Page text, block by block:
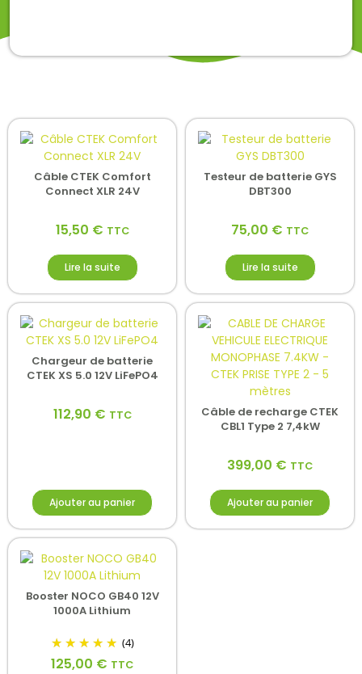
Câble CTEK Comfort
Connect XLR 24V
15,50 € TTC
Lire la suite
Testeur de batterie GYS
DBT300
75,00 € TTC
Lire la suite
Chargeur de batterie
CTEK XS 5.0 12V LiFePO4
112,90 € TTC
Ajouter au panier
Câble de recharge CTEK
CBL1 Type 2 7,4kW
399,00 € TTC
Ajouter au panier
Booster NOCO GB40 12V
1000A Lithium
(4)
125,00 € TTC